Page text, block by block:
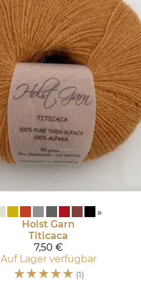
»
Holst Garn
Titicaca
7,50 €
Auf Lager verfügbar
☆☆☆☆☆ (1)